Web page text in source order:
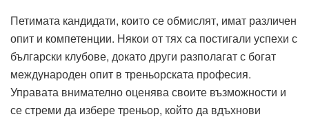
Петимата кандидати, които се обмислят, имат различен
опит и компетенции. Някои от тях са постигали успехи с
български клубове, докато други разполагат с богат
международен опит в треньорската професия.
Управата внимателно оценява своите възможности и
се стреми да избере треньор, който да вдъхнови